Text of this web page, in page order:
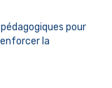
pour
la